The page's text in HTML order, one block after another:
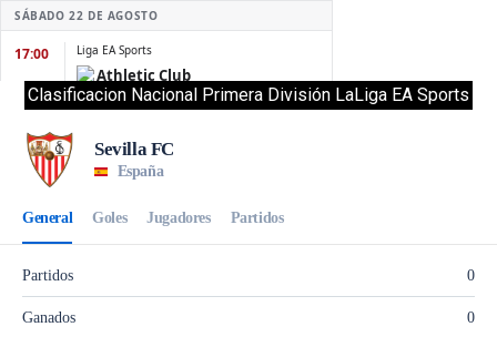
Clasificacion Nacional Primera División LaLiga EA Sports